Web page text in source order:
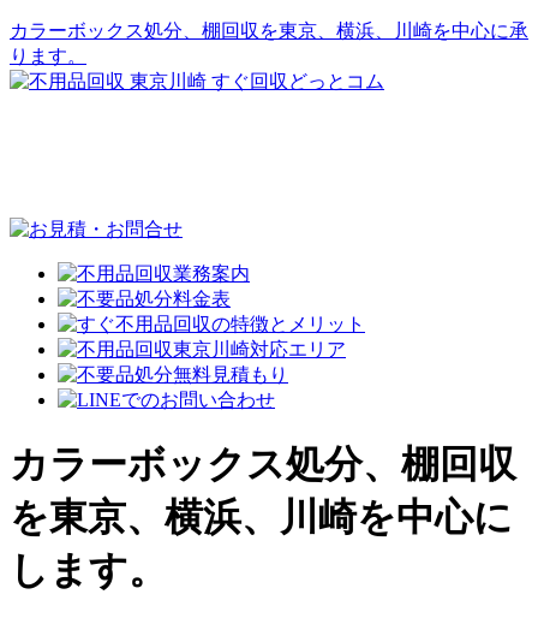
カラーボックス処分、棚回収を東京、横浜、川崎を中心に承
ります。
カラーボックス処分、棚回収
を東京、横浜、川崎を中心に
します。